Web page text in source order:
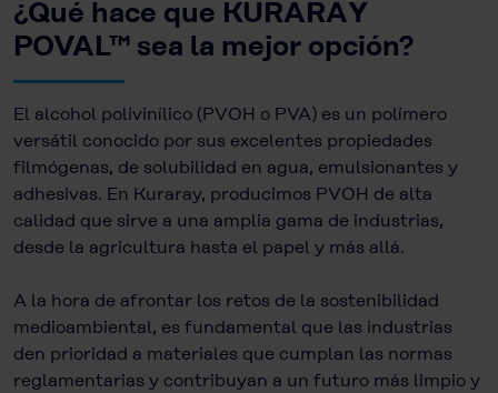
¿Qué hace que KURARAY
POVAL™ sea la mejor opción?
El alcohol polivinílico (PVOH o PVA) es un polímero
versátil conocido por sus excelentes propiedades
filmógenas, de solubilidad en agua, emulsionantes y
adhesivas. En Kuraray, producimos PVOH de alta
calidad que sirve a una amplia gama de industrias,
desde la agricultura hasta el papel y más allá.
A la hora de afrontar los retos de la sostenibilidad
medioambiental, es fundamental que las industrias
den prioridad a materiales que cumplan las normas
reglamentarias y contribuyan a un futuro más limpio y